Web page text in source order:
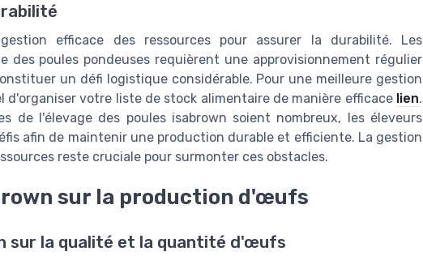
efficace des ressources pour assurer la durabilité. Les
des poules pondeuses requièrent une approvisionnement régulier
un défi logistique considérable. Pour une meilleure gestion
d'organiser votre liste de stock alimentaire de manière efficace lien.
de l'élevage des poules isabrown soient nombreux, les éleveurs
afin de maintenir une production durable et efficiente. La gestion
reste cruciale pour surmonter ces obstacles.
sur la production d'œufs
sur la qualité et la quantité d'œufs